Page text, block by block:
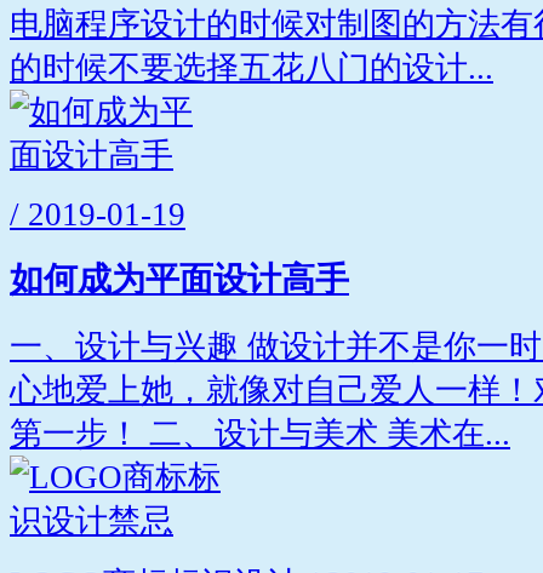
电脑程序设计的时候对制图的方法
的时候不要选择五花八门的设计...
/ 2019-01-19
如何成为平面设计高手
一、设计与兴趣 做设计并不是你一
心地爱上她，就像对自己爱人一样
第一步！ 二、设计与美术 美术在...